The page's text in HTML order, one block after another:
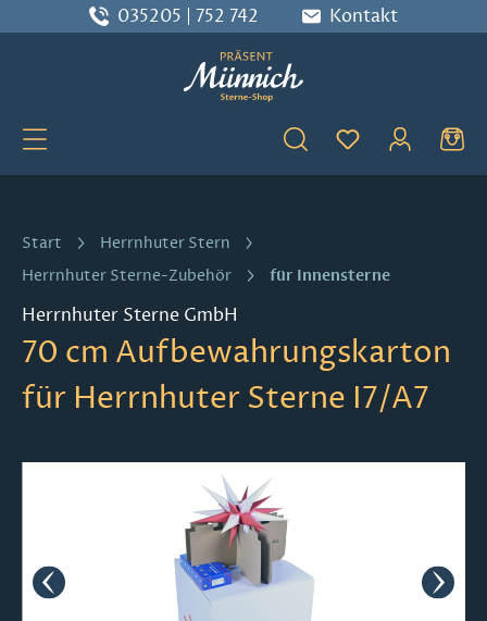
Zum Hauptinhalt springen
035205 | 752 742 Kontakt
Du hast 0
Start
Herrnhuter Stern
Herrnhuter Sterne-Zubehör
für Innensterne
Herrnhuter Sterne GmbH
70 cm Aufbewahrungskarton
für Herrnhuter Sterne I7/A7
Bildergalerie überspringen